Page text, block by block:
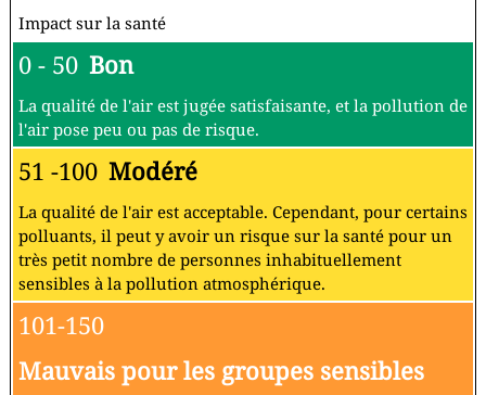
Impact sur la santé
0 - 50 Bon
La qualité de l'air est jugée satisfaisante, et la pollution de
l'air pose peu ou pas de risque.
51 -100 Modéré
La qualité de l'air est acceptable. Cependant, pour certains
polluants, il peut y avoir un risque sur la santé pour un
très petit nombre de personnes inhabituellement
sensibles à la pollution atmosphérique.
101-150
Mauvais pour les groupes sensibles